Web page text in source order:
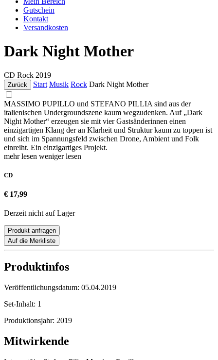
Gutschein
Kontakt
Versandkosten
Dark Night Mother
CD Rock 2019
Zurück Start Musik Rock Dark Night Mother
MASSIMO PUPILLO und STEFANO PILLIA sind aus der
italienischen Undergroundszene kaum wegzudenken. Auf „Dark
Night Mother“ erzeugen sie mit vier Gastsänderinnen einen
einzigartigen Klang der an Klarheit und Struktur kaum zu toppen ist
und sich im Spannungsfeld zwischen Drone, Ambient und Folk
einreiht. Ein einzigartiges Projekt.
mehr lesen weniger lesen
CD
€ 17,99
Derzeit nicht auf Lager
Produkt anfragen
Auf die Merkliste
Produktinfos
Veröffentlichungsdatum: 05.04.2019
Set-Inhalt: 1
Produktionsjahr: 2019
Mitwirkende